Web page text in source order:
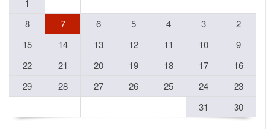
1
2
3
4
5
6
7
8
9
10
11
12
13
14
15
16
17
18
19
20
21
22
23
24
25
26
27
28
29
30
31